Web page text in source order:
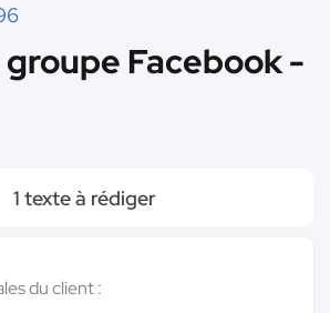
Facebook -
1 texte à rédiger
du client :